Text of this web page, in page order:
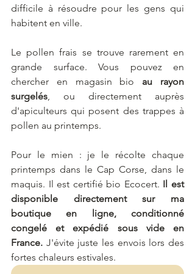
difficile à résoudre pour les gens qui
habitent en ville.
Le pollen frais se trouve rarement en
grande surface. Vous pouvez en
chercher en magasin bio au rayon
surgelés, ou directement auprès
d'apiculteurs qui posent des trappes à
pollen au printemps.
Pour le mien : je le récolte chaque
printemps dans le Cap Corse, dans le
maquis. Il est certifié bio Ecocert. Il est
disponible directement sur ma
boutique en ligne, conditionné
congelé et expédié sous vide en
France. J'évite juste les envois lors des
fortes chaleurs estivales.